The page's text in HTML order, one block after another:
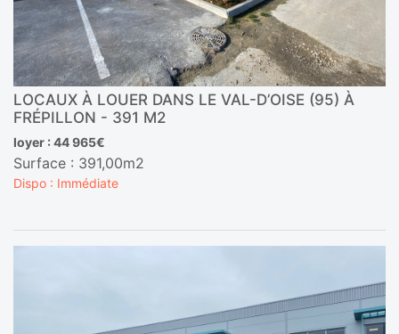
LOCAUX À LOUER DANS LE VAL-D’OISE (95) À
FRÉPILLON - 391 M2
loyer : 44 965€
Surface : 391,00m2
Dispo : Immédiate